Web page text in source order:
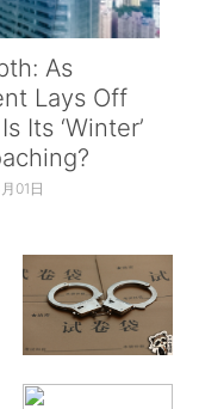
As
Lays Off
Its ‘Winter’
01日